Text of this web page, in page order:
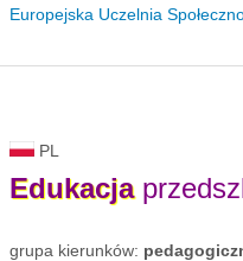
Europejska Uczelnia
PL
Edukacja
grupa kierunków: